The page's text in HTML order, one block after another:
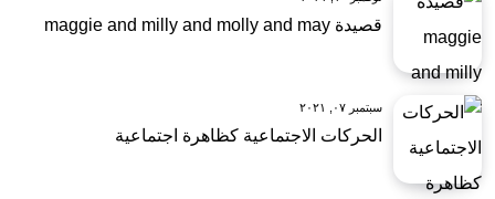
قصيدة maggie and milly and molly and may
سبتمبر ٠٧, ٢٠٢١
الحركات الاجتماعية كظاهرة اجتماعية